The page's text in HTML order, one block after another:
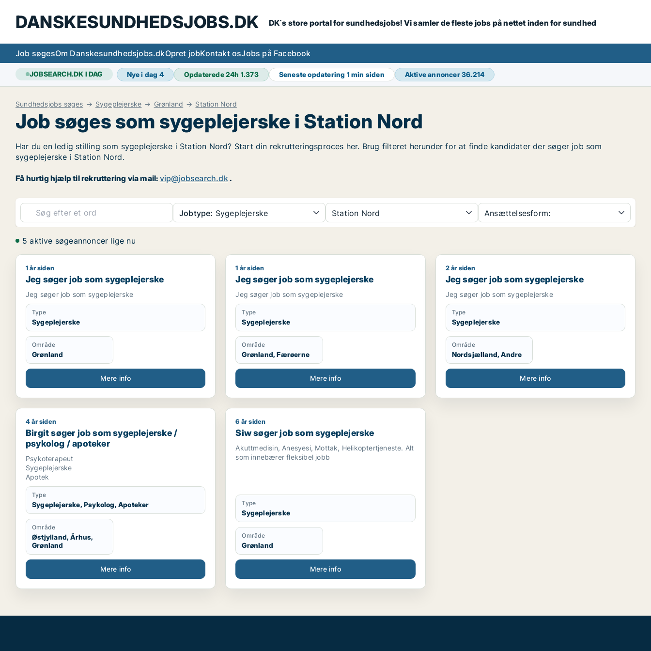
DANSKESUNDHEDSJOBS.DK DK´s store portal for sundhedsjobs! Vi samler de fleste jobs på nettet inden for sundhed
Job søgesOm Danskesundhedsjobs.dkOpret jobKontakt osJobs på Facebook
JOBSEARCH.DK I DAG Nye i dag 4 Opdaterede 24h 1.373 Seneste opdatering 1 min siden Aktive annoncer36.214
Sundhedsjobs søges Sygeplejerske Grønland Station Nord
Job søges som sygeplejerske i Station Nord
Har du en ledig stilling som sygeplejerske i Station Nord? Start din rekrutteringsproces her. Brug filteret herunder for at finde kandidater der søger job som
sygeplejerske i Station Nord.
Få hurtig hjælp til rekruttering via mail: vip@jobsearch.dk.
Jobtype: Sygeplejerske Station Nord Ansættelsesform:
5 aktive søgeannoncer lige nu
Jeg søger job som sygeplejerske
1 år siden
Jeg søger job som sygeplejerske
Jeg søger job som sygeplejerske
Type
Sygeplejerske
Område
Grønland
Mere info
Jeg søger job som sygeplejerske
1 år siden
Jeg søger job som sygeplejerske
Jeg søger job som sygeplejerske
Type
Sygeplejerske
Område
Grønland, Færøerne
Mere info
Jeg søger job som sygeplejerske
2 år siden
Jeg søger job som sygeplejerske
Jeg søger job som sygeplejerske
Type
Sygeplejerske
Område
Nordsjælland, Andre
Mere info
Birgit søger job som sygeplejerske / psykolog / apoteker
4 år siden
Birgit søger job som sygeplejerske /
psykolog / apoteker
Psykoterapeut
Sygeplejerske
Apotek
Type
Sygeplejerske, Psykolog, Apoteker
Område
Østjylland, Århus,
Grønland
Mere info
Siw søger job som sygeplejerske
6 år siden
Siw søger job som sygeplejerske
Akuttmedisin, Anesyesi, Mottak, Helikoptertjeneste. Alt
som innebærer fleksibel jobb
Type
Sygeplejerske
Område
Grønland
Mere info